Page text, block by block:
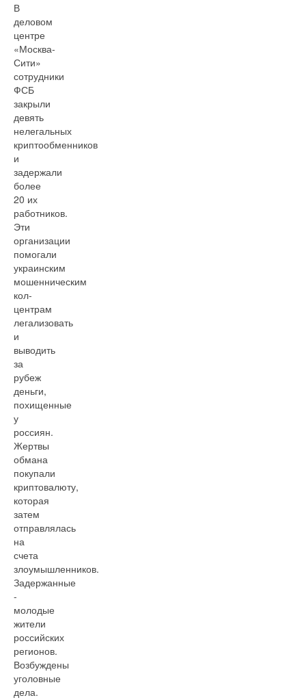
В
деловом
центре
«Москва-
Сити»
сотрудники
ФСБ
закрыли
девять
нелегальных
криптообменников
и
задержали
более
20 их
работников.
Эти
организации
помогали
украинским
мошенническим
кол-
центрам
легализовать
и
выводить
за
рубеж
деньги,
похищенные
у
россиян.
Жертвы
обмана
покупали
криптовалюту,
которая
затем
отправлялась
на
счета
злоумышленников.
Задержанные
-
молодые
жители
российских
регионов.
Возбуждены
уголовные
дела.